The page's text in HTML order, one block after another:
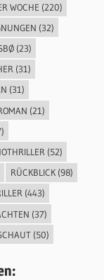
WOCHE (220)
(32)
(23)
(31)
(31)
(21)
(52)
RÜCKBLICK(98)
(443)
(37)
(50)